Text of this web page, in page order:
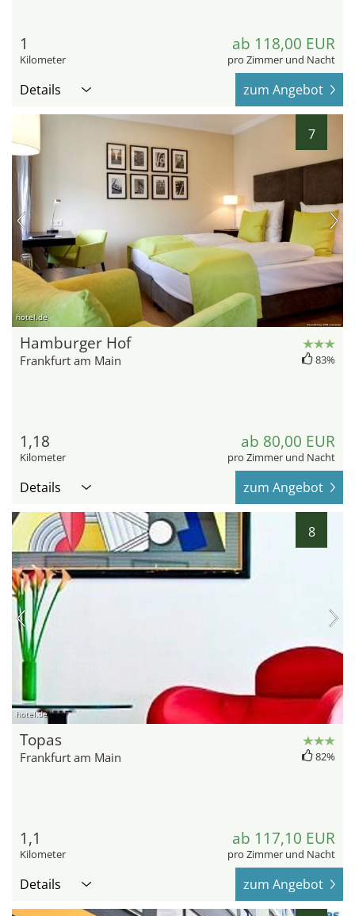
1
Kilometer
ab 118,00 EUR
pro Zimmer und Nacht
Details zum Angebot
7
hotel.de
Hamburger Hof
Frankfurt am Main 83%
1,18
Kilometer
ab 80,00 EUR
pro Zimmer und Nacht
Details zum Angebot
8
hotel.de
Topas
Frankfurt am Main 82%
1,1
Kilometer
ab 117,10 EUR
pro Zimmer und Nacht
Details zum Angebot